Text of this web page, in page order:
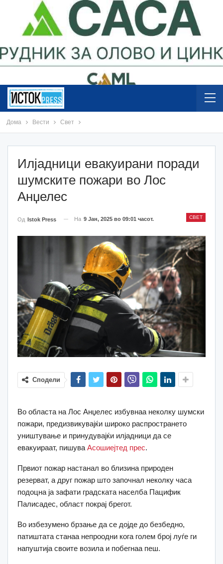
Дома Вести Свет
Илјадници евакуирани поради
шумските пожари во Лос
Анџелес
СВЕТ
Од Istok Press На 9 Јан, 2025 во 09:01 часот.
Сподели
Во областа на Лос Анџелес избувнаа неколку шумски
пожари, предизвикувајќи широко распространето
уништување и принудувајќи илјадници да се
евакуираат, пишува Асошиејтед прес.
Првиот пожар настанал во близина природен
резерват, а друг пожар што започнал неколку часа
подоцна ја зафати градската населба Пацифик
Палисадес, област покрај брегот.
Во избезумено брзање да се дојде до безбедно,
патиштата станаа непроодни кога голем број луѓе ги
напуштија своите возила и побегнаа пеш.